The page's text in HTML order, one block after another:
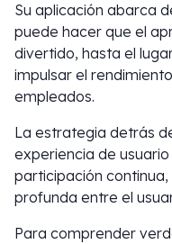
Su aplicación abarca
puede hacer que el
divertido, hasta el
impulsar el
empleados.
La estrategia detrás
experiencia de
participación
profunda entre el
Para comprender